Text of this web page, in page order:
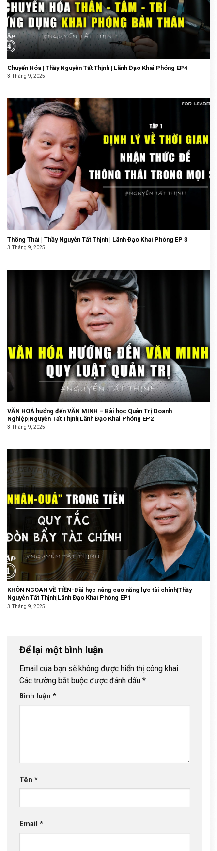
Chuyển Hóa | Thầy Nguyễn Tất Thịnh | Lãnh Đạo Khai Phóng EP4
3 Tháng 9, 2025
Thông Thái | Thầy Nguyễn Tất Thịnh | Lãnh Đạo Khai Phóng EP 3
3 Tháng 9, 2025
VĂN HOÁ hướng đến VĂN MINH – Bài học Quản Trị Doanh
Nghiệp|Nguyễn Tất Thịnh|Lãnh Đạo Khai Phóng EP2
3 Tháng 9, 2025
KHÔN NGOAN VỀ TIỀN-Bài học nâng cao năng lực tài chính|Thầy
Nguyễn Tất Thịnh|Lãnh Đạo Khai Phóng EP1
3 Tháng 9, 2025
Để lại một bình luận
Email của bạn sẽ không được hiển thị công khai.
Các trường bắt buộc được đánh dấu *
Bình luận *
Tên *
Email *